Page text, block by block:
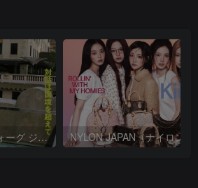
VOGUE JAPAN（ヴォーグ ジャパン）2026年9月号